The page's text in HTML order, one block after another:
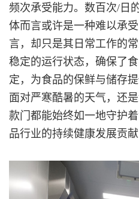
频次承受能力。数百次/日
体而言或许是一种难以承
言，却只是其日常工作的
稳定的运行状态，确保了
定，为食品的保鲜与储存
面对严寒酷暑的天气，还
款门都能始终如一地守护
品行业的持续健康发展贡献